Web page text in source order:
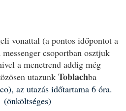
vonattal (a pontos időpontot a
csoportban osztjuk
a menetrend addig még
utazunk Toblachba
), az utazás időtartama 6 óra.
(önköltséges)